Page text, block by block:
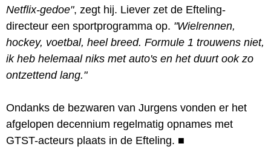
Netflix-gedoe", zegt hij. Liever zet de Efteling-
directeur een sportprogramma op. "Wielrennen,
hockey, voetbal, heel breed. Formule 1 trouwens niet,
ik heb helemaal niks met auto's en het duurt ook zo
ontzettend lang."
Ondanks de bezwaren van Jurgens vonden er het
afgelopen decennium regelmatig opnames met
GTST-acteurs plaats in de Efteling. ■